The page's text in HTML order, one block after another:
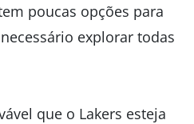
poucas opções para
explorar todas
que o Lakers esteja